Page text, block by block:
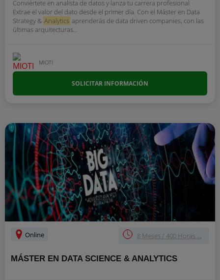
Conviértete en analista de datos y lanza tu carrera profesional
Extrae el valor del dato desde el primer día. Con el Máster en Data
Strategy & Analytics aprenderás de data driven companies, con las
últimas arquitecturas...
MIOTI
SOLICITAR INFORMACIÓN
Online 8 Meses / 400 Horas ...
MÁSTER EN DATA SCIENCE & ANALYTICS